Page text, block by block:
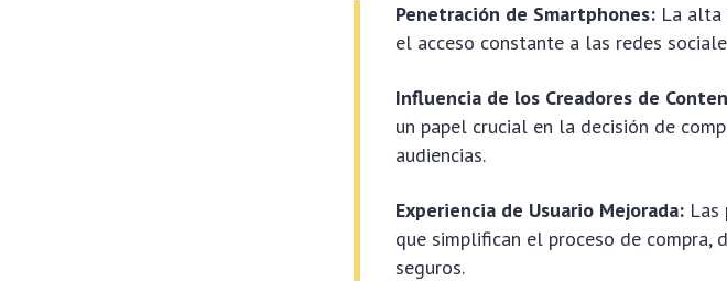
Penetración de Smartphones: La alta
el acceso constante a las redes
Influencia de los Creadores de
un papel crucial en la decisión de
audiencias.
Experiencia de Usuario Mejorada:
que simplifican el proceso de compra,
seguros.